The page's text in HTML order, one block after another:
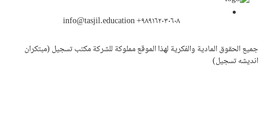
info@tasjil.education +۹۸۹۱۶۲۰۳۰۶۰۸
جميع الحقوق المادية والفكرية لهذا الموقع مملوكة للشركة مكتب تسجيل (مبتکران
اندیشه تسجیل)